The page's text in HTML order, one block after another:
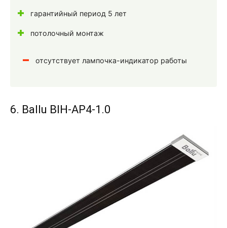
гарантийный период 5 лет
потолочный монтаж
отсутствует лампочка-индикатор работы
6. Ballu BIH-AP4-1.0